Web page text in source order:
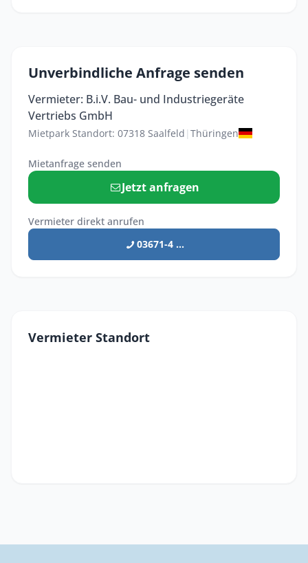
Unverbindliche Anfrage senden
Vermieter: B.i.V. Bau- und Industriegeräte
Vertriebs GmbH
Mietpark Standort: 07318 Saalfeld | Thüringen
Mietanfrage senden
Jetzt anfragen
Vermieter direkt anrufen
03671-4 ...
Vermieter Standort